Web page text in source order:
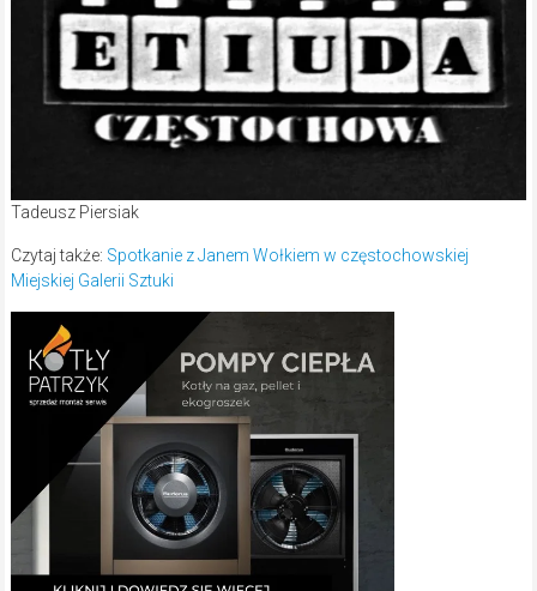
Tadeusz Piersiak
Czytaj także: Spotkanie z Janem Wołkiem w częstochowskiej
Miejskiej Galerii Sztuki